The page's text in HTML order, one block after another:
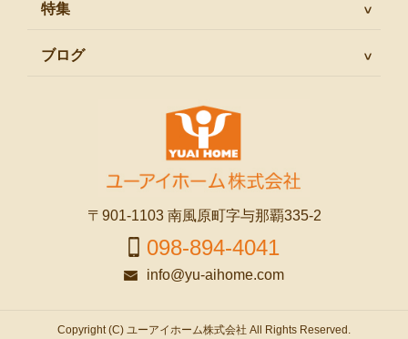
〒901-1103 南風原町字与那覇335-2
098-894-4041
info@yu-aihome.com
特集
ブログ
Copyright (C) ユーアイホーム株式会社 All Rights Reserved.